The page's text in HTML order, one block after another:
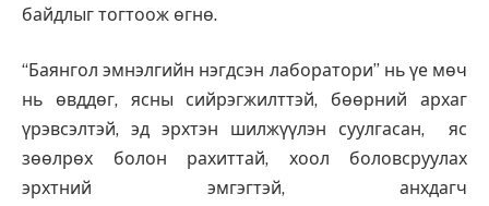
байдлыг тогтоож өгнө.
“Баянгол эмнэлгийн нэгдсэн лаборатори” нь үе мөч
нь өвддөг, ясны сийрэгжилттэй, бөөрний архаг
үрэвсэлтэй, эд эрхтэн шилжүүлэн суулгасан, яс
зөөлрөх болон рахиттай, хоол боловсруулах
эрхтний эмгэгтэй, анхдагч